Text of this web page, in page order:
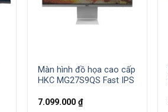
Màn hình đồ họa cao cấp
HKC MG27S9QS Fast IPS
7.099.000 ₫